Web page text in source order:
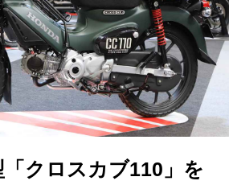
クロスカブ110」を